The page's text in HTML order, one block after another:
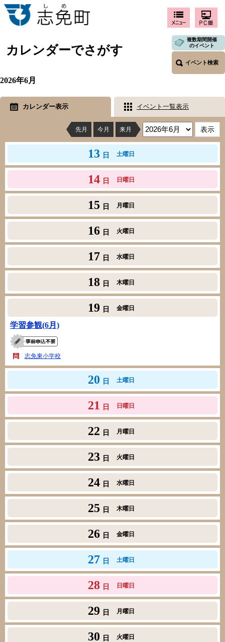
カレンダーでさがす
複数期間開催
のイベント
イベント検索
2026年6月
カレンダー表示 イベント一覧表示
先月 今月 来月
13 日 土曜日
14 日 日曜日
15 日 月曜日
16 日 火曜日
17 日 水曜日
18 日 木曜日
19 日 金曜日
学習参観(6月)
志免東小学校
20 日 土曜日
21 日 日曜日
22 日 月曜日
23 日 火曜日
24 日 水曜日
25 日 木曜日
26 日 金曜日
27 日 土曜日
28 日 日曜日
29 日 月曜日
30 日 火曜日